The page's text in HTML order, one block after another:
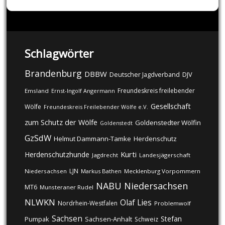
Schlagwörter
Brandenburg DBBW Deutscher Jagdverband DJV
Emsland Ernst-Ingolf Angermann Freundeskreis freilebender
Wölfe Freundeskreis Freilebender Wölfe e.V. Gesellschaft
zum Schutz der Wölfe Goldenstedt Goldenstedter Wölfin
GzSdW Helmut Dammann-Tamke Herdenschutz
Herdenschutzhunde Jagdrecht Kurti Landesjägerschaft
Niedersachsen LJN Markus Bathen Mecklenburg Vorpommern
MT6 Munsteraner Rudel NABU Niedersachsen
NLWKN Nordrhein-Westfalen Olaf Lies Problemwolf
Pumpak Sachsen Sachsen-Anhalt Schweiz Stefan